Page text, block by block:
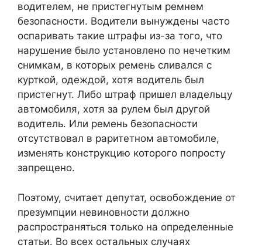
водителем, не пристегнутым ремнем
безопасности. Водители вынуждены часто
оспаривать такие штрафы из-за того, что
нарушение было установлено по нечетким
снимкам, в которых ремень сливался с
курткой, одеждой, хотя водитель был
пристегнут. Либо штраф пришел владельцу
автомобиля, хотя за рулем был другой
водитель. Или ремень безопасности
отсутствовал в раритетном автомобиле,
изменять конструкцию которого попросту
запрещено.
Поэтому, считает депутат, освобождение от
презумпции невиновности должно
распространяться только на определенные
статьи. Во всех остальных случаях